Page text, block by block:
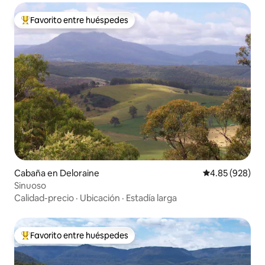
Favorito entre huéspedes preferido
Favorito entre huéspedes
Cabaña en Deloraine Calificación
4.85 (928)
Sinuoso
Calidad-precio · Ubicación · Estadía larga
Favorito entre huéspedes preferido
Favorito entre huéspedes